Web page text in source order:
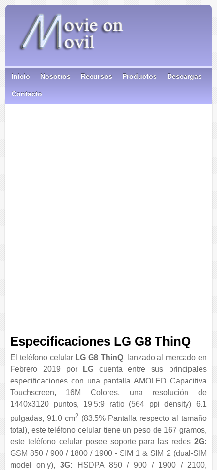
Inicio Nosotros Recursos Productos Descargas
Contacto
Especificaciones LG G8 ThinQ
El teléfono celular LG G8 ThinQ, lanzado al mercado en
Febrero 2019 por
LG cuenta entre sus principales
especificaciones con una pantalla AMOLED Capacitiva
Touchscreen, 16M Colores, una resolución de
1440x3120 puntos, 19.5:9 ratio (564 ppi density) 6.1
pulgadas, 91.0 cm2(83.5% Pantalla respecto al tamaño
total), este teléfono celular tiene un peso de 167 gramos,
este teléfono celular posee soporte para las redes 2G:
GSM 850 / 900 / 1800 / 1900 - SIM 1 & SIM 2 (dual-SIM
model only),3G: HSDPA 850 / 900 / 1900 / 2100,